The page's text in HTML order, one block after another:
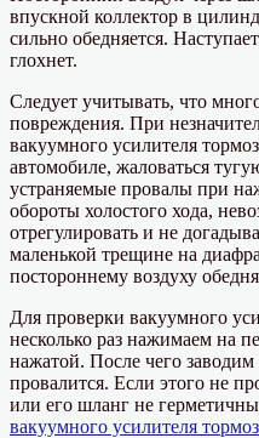
впускной коллектор в
сильно обедняется.
глохнет.
Следует учитывать, что
повреждения. При
вакуумного усилителя
автомобиле, жаловаться
устраняемые провалы при
обороты холостого хода,
отрегулировать и не
маленькой трещине на
постороннему воздуху
Для проверки вакуумного
несколько раз нажимаем на
нажатой. После чего
провалится. Если этого не
или его шланг не
вакуумного усилителя